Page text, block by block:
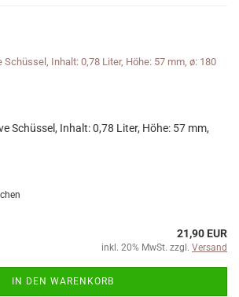
Schüssel, Inhalt: 0,78 Liter, Höhe: 57 mm,
21,90 EUR
inkl. 20% MwSt. zzgl. Versand
IN DEN WARENKORB